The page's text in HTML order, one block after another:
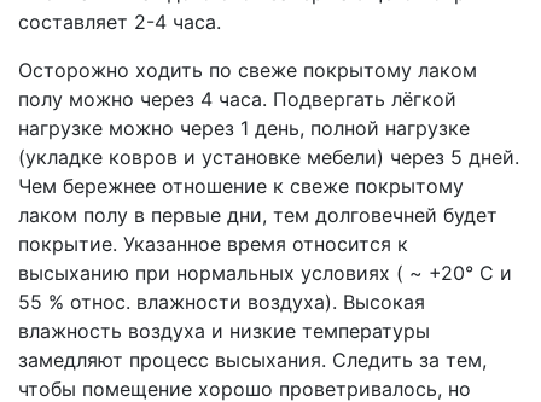
составляет 2-4 часа.
Осторожно ходить по свеже покрытому лаком
полу можно через 4 часа. Подвергать лёгкой
нагрузке можно через 1 день, полной нагрузке
(укладке ковров и установке мебели) через 5 дней.
Чем бережнее отношение к свеже покрытому
лаком полу в первые дни, тем долговечней будет
покрытие. Указанное время относится к
высыханию при нормальных условиях ( ~ +20° С и
55 % относ. влажности воздуха). Высокая
влажность воздуха и низкие температуры
замедляют процесс высыхания. Следить за тем,
чтобы помещение хорошо проветривалось, но